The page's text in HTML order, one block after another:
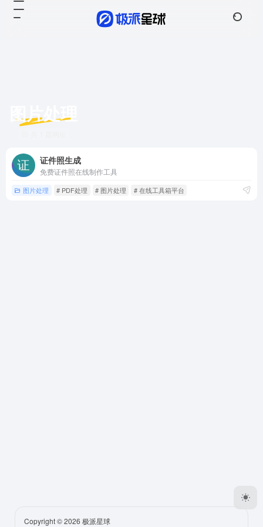
图片处理
证件照生成
免费证件照在线制作工具
图片处理 # PDF处理 # 图片处理 # 在线工具箱平台
Copyright © 2026 极派星球